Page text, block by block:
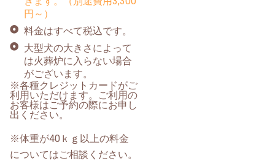
円～）
料金はすべて税込です。
大型犬の大きさによって
は火葬炉に入らない場合
がございます。
※各種クレジットカードがご
利用いただけます。ご利用の
お客様はご予約の際にお申し
出ください。
※体重が40ｋｇ以上の料金
についてはご相談ください。